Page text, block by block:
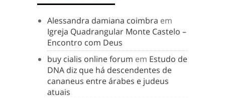
Alessandra damiana coimbra em
Igreja Quadrangular Monte Castelo –
Encontro com Deus
buy cialis online forum em Estudo de
DNA diz que há descendentes de
cananeus entre árabes e judeus
atuais